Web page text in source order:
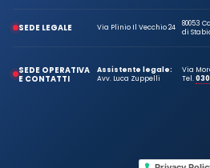
SEDE LEGALE Via Plinio Il Vecchio 24
80053
di
SEDE OPERATIVA
E CONTATTI
Assistente legale:
Avv. Luca Zuppelli
Via
Tel.